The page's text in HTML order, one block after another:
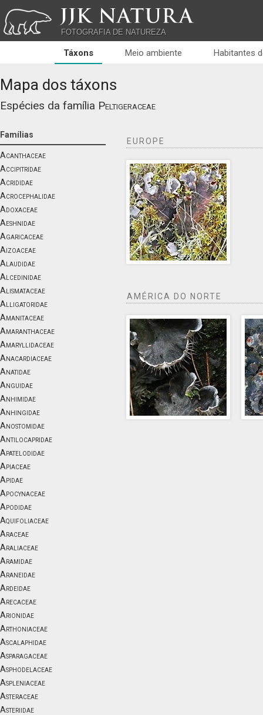
JJK NATURA
FOTOGRAFIA DE NATUREZA
Táxons Meio ambiente Habitantes
Mapa dos táxons
Espécies da família Peltigeraceae
Famílias
Acanthaceae
Accipitridae
Acrididae
Acrocephalidae
Adoxaceae
Aeshnidae
Agaricaceae
Aizoaceae
Alaudidae
Alcedinidae
Alismataceae
Alligatoridae
Amanitaceae
Amaranthaceae
Amaryllidaceae
Anacardiaceae
Anatidae
Anguidae
Anhimidae
Anhingidae
Anostomidae
Antilocapridae
Apatelodidae
Apiaceae
Apidae
Apocynaceae
Apodidae
Aquifoliaceae
Araceae
Araliaceae
Aramidae
Araneidae
Ardeidae
Arecaceae
Arionidae
Arthoniaceae
Ascalaphidae
Asparagaceae
Asphodelaceae
Aspleniaceae
Asteraceae
Asteriidae
EUROPE
AMÉRICA DO NORTE